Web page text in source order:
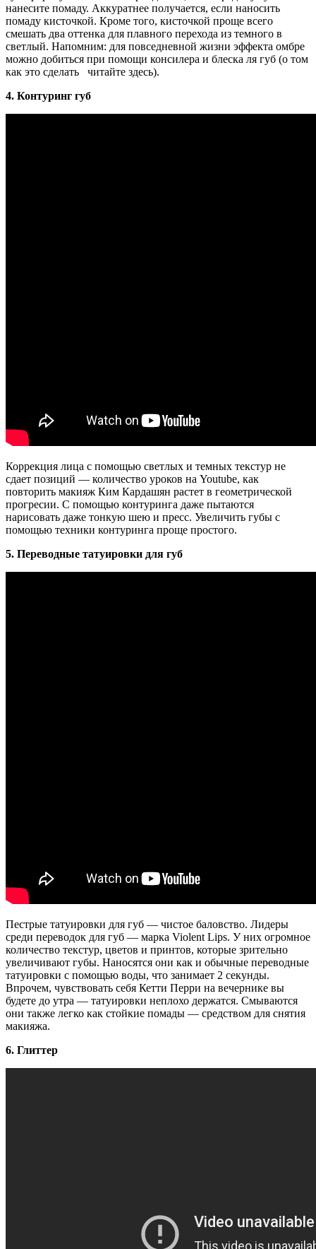
нанесите помаду. Аккуратнее получается, если наносить
помаду кисточкой. Кроме того, кисточкой проще всего
смешать два оттенка для плавного перехода из темного в
светлый. Напомним: для повседневной жизни эффекта омбре
можно добиться при помощи консилера и блеска ля губ (о том
как это сделать читайте здесь).
4. Контуринг губ
Коррекция лица с помощью светлых и темных текстур не
сдает позиций — количество уроков на Youtube, как
повторить макияж Ким Кардашян растет в геометрической
прогресии. С помощью контуринга даже пытаются
нарисовать даже тонкую шею и пресс. Увеличить губы с
помощью техники контуринга проще простого.
5. Переводные татуировки для губ
Пестрые татуировки для губ — чистое баловство. Лидеры
среди переводок для губ — марка Violent Lips. У них огромное
количество текстур, цветов и принтов, которые зрительно
увеличивают губы. Наносятся они как и обычные переводные
татуировки с помощью воды, что занимает 2 секунды.
Впрочем, чувствовать себя Кетти Перри на вечернике вы
будете до утра — татуировки неплохо держатся. Смываются
они также легко как стойкие помады — средством для снятия
макияжа.
6. Глиттер